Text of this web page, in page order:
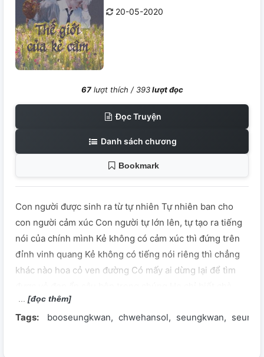
20-05-2020
67lượt thích /393lượt đọc
Đọc Truyện
Danh sách chương
Bookmark
Con người được sinh ra từ tự nhiên Tự nhiên ban cho
con người cảm xúc Con người tự lớn lên, tự tạo ra tiếng
nói của chính mình Kẻ không có cảm xúc thì đứng trên
đỉnh vinh quang Kẻ không có tiếng nói riêng thì chẳng
khác nào hoa cỏ ven đường Có mấy ai dừng lại để tìm
đạp, khinh thường chúng Cho đến khi ai đó chịu nán lại
chiêm ngưỡng Thì hỡi ôi, chúng đã tan nát mất rồi.
[đọc thêm]
Tags: booseungkwan chwehansol seungkwan